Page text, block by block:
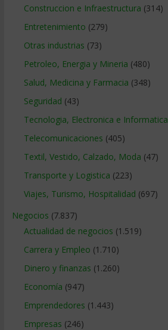
Construccion e Infraestructura (314)
Entretenimiento (279)
Otras industrias (73)
Petroleo, Energia y Mineria (480)
Salud, Medicina y Farmacia (348)
Seguridad (43)
Tecnologia, Electronica e Informatica
Telecomunicaciones (405)
Textil, Vestido, Calzado, Moda (47)
Transporte y Logistica (223)
Viajes, Turismo, Hospitalidad (697)
Negocios (7.837)
Actualidad de negocios (1.519)
Carrera y Empleo (1.710)
Dinero y finanzas (1.260)
Economía (947)
Emprendedores (1.443)
Empresas (246)